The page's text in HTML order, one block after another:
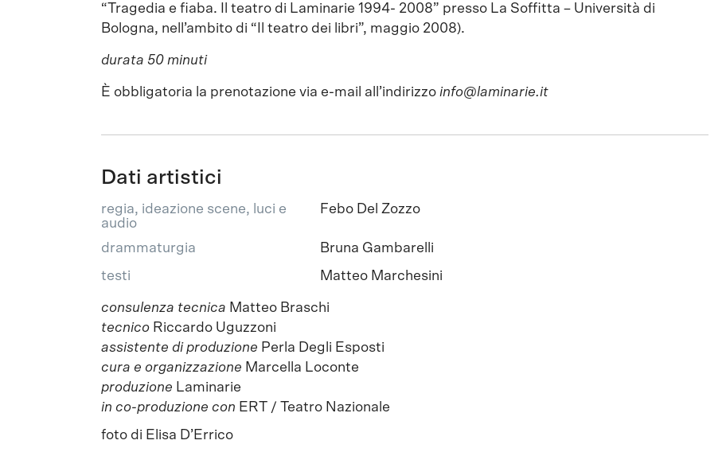
“Tragedia e fiaba. Il teatro di Laminarie 1994- 2008” presso La Soffitta – Università di
Bologna, nell’ambito di “Il teatro dei libri”, maggio 2008).
durata 50 minuti
È obbligatoria la prenotazione via e-mail all’indirizzo info@laminarie.it
Dati artistici
regia, ideazione scene, luci e
audio
Febo Del Zozzo
drammaturgia
Bruna Gambarelli
testi
Matteo Marchesini
consulenza tecnica Matteo Braschi
tecnico Riccardo Uguzzoni
assistente di produzione Perla Degli Esposti
cura e organizzazione Marcella Loconte
produzione Laminarie
in co-produzione con ERT / Teatro Nazionale
foto di Elisa D’Errico